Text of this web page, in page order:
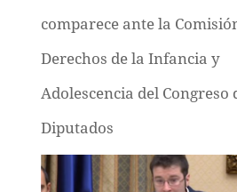
comparece ante la
Derechos de la Infancia y
Adolescencia del Congreso
Diputados